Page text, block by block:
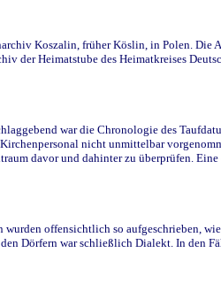
Koszalin, früher Köslin, in Polen.
der Heimatstube des Heimatkreises
war die Chronologie des
nicht unmittelbar
davor und dahinter zu überprüfen.
offensichtlich so aufgeschrieben,
Dörfern war schließlich Dialekt. In den